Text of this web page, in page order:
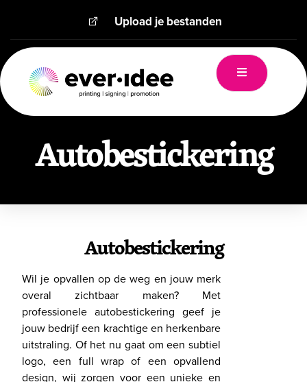
Upload je bestanden
Autobestickering
Autobestickering
Wil je opvallen op de weg en jouw merk
overal zichtbaar maken? Met
professionele autobestickering geef je
jouw bedrijf een krachtige en herkenbare
uitstraling. Of het nu gaat om een subtiel
logo, een full wrap of een opvallend
design, wij zorgen voor een unieke en